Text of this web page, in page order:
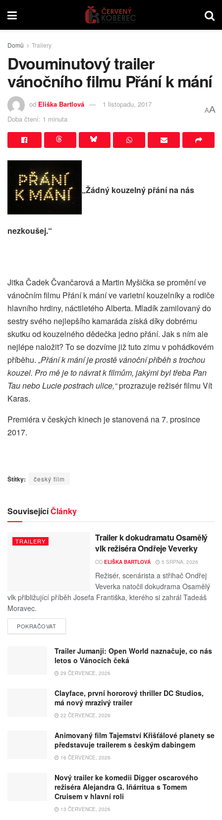
Domů Trailery
Dvouminutový trailer
vánočního filmu Přání k mání
od Eliška Bartlová
1 listopadu, 2017
Doba čtení: 1 minuta
AA
„Žádný kouzelný přání na nás
nezkoušej.“
Jitka Čadek Čvančarová a Martin Myšička se promění ve
vánočním filmu Přání k mání ve varietní kouzelníky a rodiče
hlavního hrdiny, náctiletého Alberta. Mladík zamilovaný do
sestry svého nejlepšího kamaráda získá díky dobrému
skutku od kouzelného dědečka jedno přání. Jak s ním ale
nejlépe naložit? To se dozvíme již tuto zimu v pohádkovém
příběhu. „Přání k mání je prostě vánoční příběh s trochou
kouzel. Pro mě je to návrat k filmům, jakými byl třeba Pan
Tau nebo Lucie postrach ulice,“prozrazuje režisér filmu Vít
Karas.
Premiéra v českých kinech je stanovená na 7. prosince
2017.
Štítky: český film
SouvisejícíČlánky
TRAILERY
Trailer k dokudramatu Osamělý
vlk režiséra Ondřeje Veverky
OD ELIŠKA BARTLOVÁ 5 SRPNA, 2026
Režisér, scenárista a střihač Ondřej
Veverka natočil dokudrama Osamělý
vlk přibližující příběh Josefa Františka, kterého si zahrál Tadeáš
Moravec.
POKRAČOVAT
Trailer Jumanji: Open World naznačuje, co nás
letos o Vánocích čeká
29 ČERVENCE, 2026
Clayface, první hororový thriller DC Studios,
má nový mrazivý trailer
22 ČERVENCE, 2026
Animovaný film Tajemství Křišťálové planety se
představuje trailerem s českým dabingem
16 ČERVENCE, 2026
Nový trailer ke komedii Digger oscarového
režiséra Alejandra G. Iñárritua s Tomem
Cruisem v hlavní roli
13 ČERVENCE, 2026